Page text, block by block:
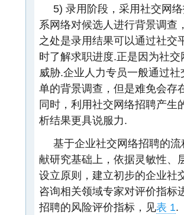
5) 录用阶段，采用社交网
系网络对候选人进行背景调查
之处是录用结果可以通过社交
时了解求职进度.正是因为社
威胁.企业人力专员一般通过
单的背景调查，但是难免会存
同时，利用社交网络招聘产生
析结果更具说服力.
基于企业社交网络招聘的
献研究基础上，依据灵敏性、
设立原则，建立初步的企业社
咨询相关领域专家对评价指标
招聘的风险评价指标，见表 1.